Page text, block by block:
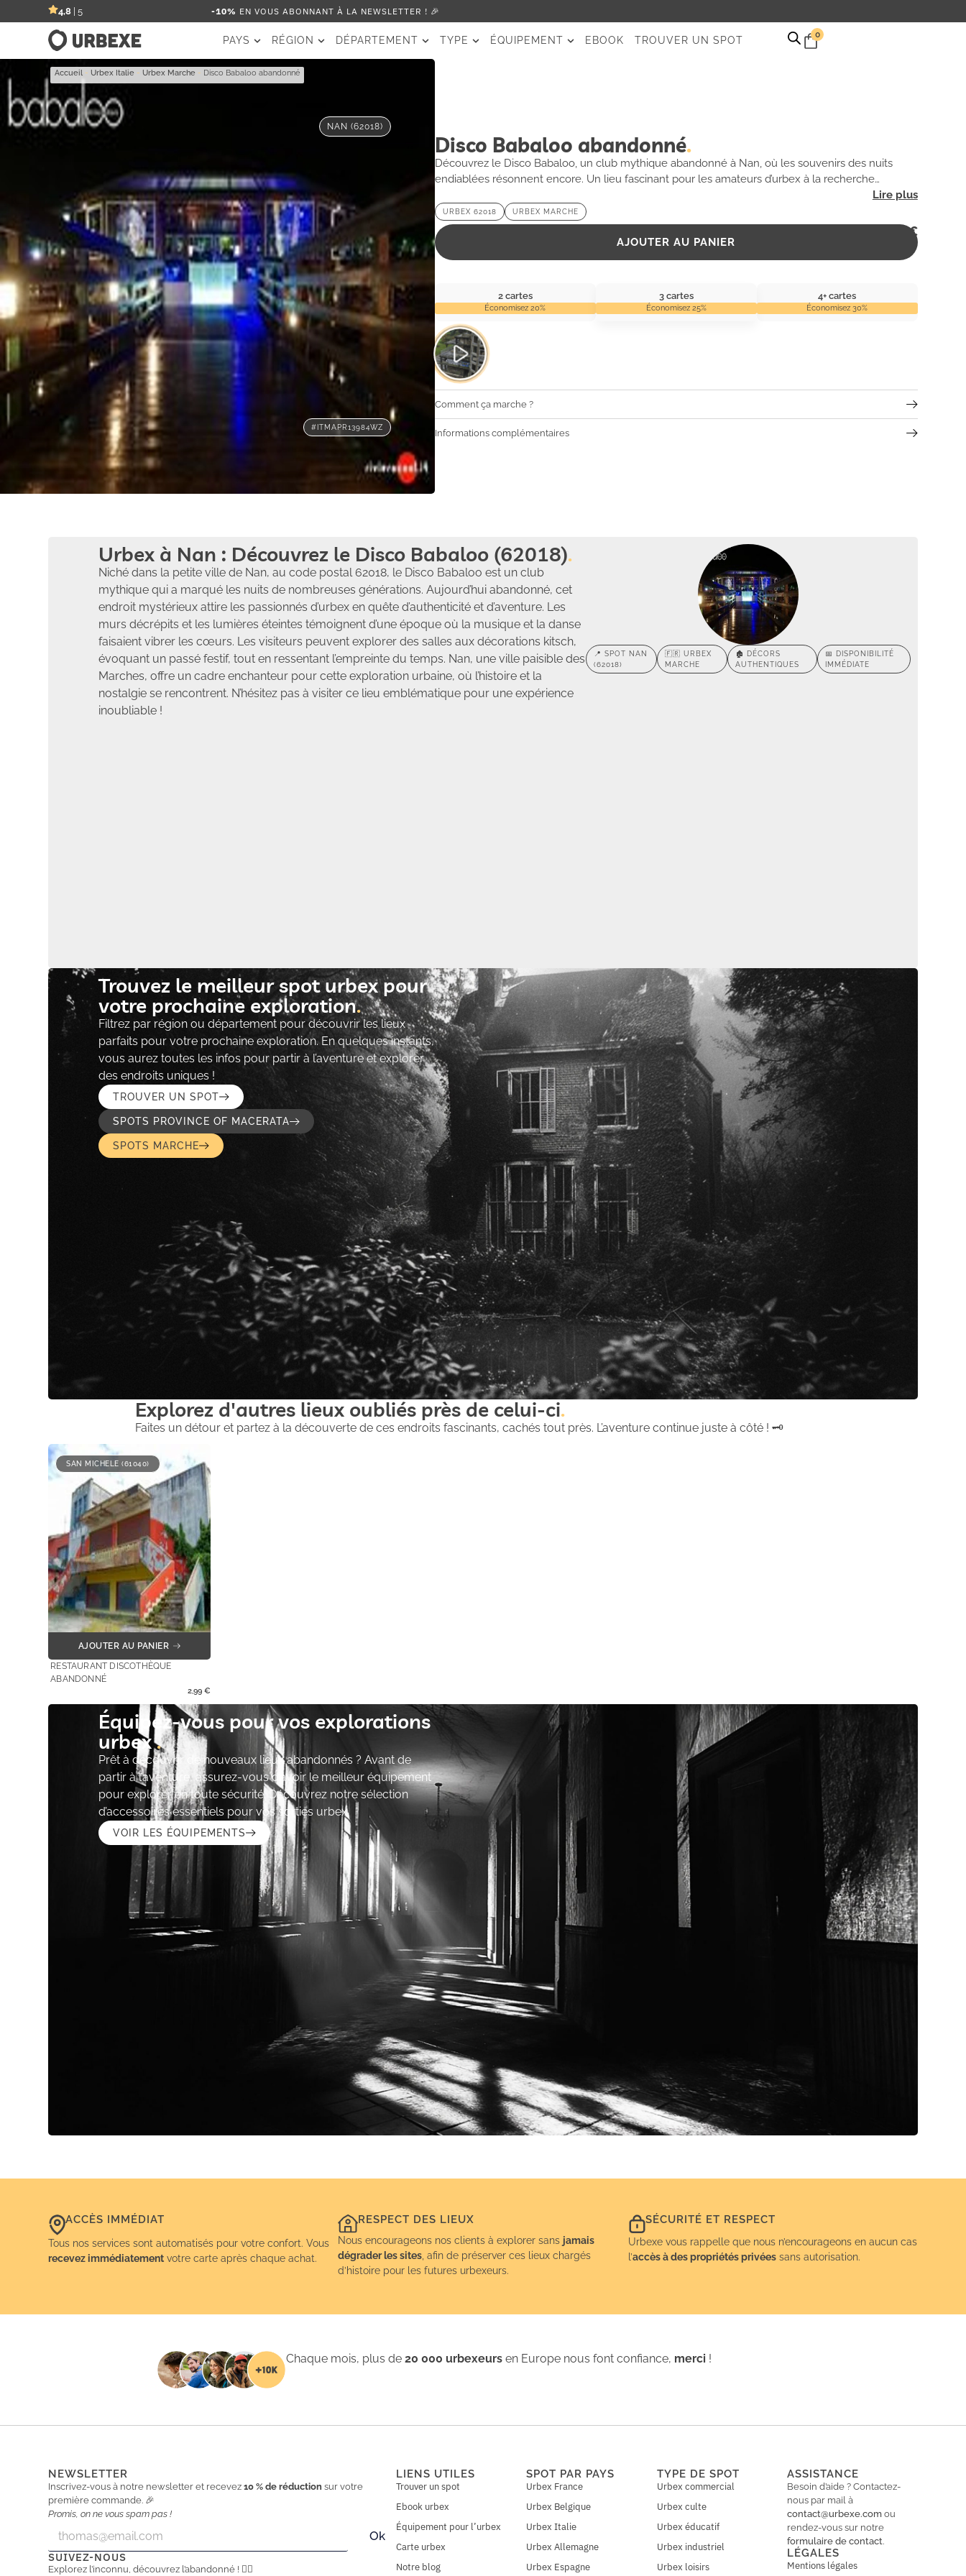
4,8 | 5 -10% EN VOUS ABONNANT À LA NEWSLETTER ! 🎉
PAYS RÉGION DÉPARTEMENT TYPE ÉQUIPEMENT EBOOK TROUVER UN SPOT
0
Accueil -Urbex Italie -Urbex Marche - Disco Babaloo abandonné
NAN (62018)
#ITMAPR13984WZ
Disco Babaloo abandonné
Découvrez le Disco Babaloo, un club mythique abandonné à Nan, où les souvenirs des nuits
endiablées résonnent encore. Un lieu fascinant pour les amateurs d’urbex à la recherche
URBEX 62018 URBEX MARCHE
2,99€
AJOUTER AU PANIER
2 cartes
Économisez 20%
3 cartes
Économisez 25%
4+ cartes
Économisez 30%
Comment ça marche ?
Informations complémentaires
Urbex à Nan : Découvrez le Disco Babaloo (62018)
Niché dans la petite ville de Nan, au code postal 62018, le Disco Babaloo est un club
mythique qui a marqué les nuits de nombreuses générations. Aujourd’hui abandonné, cet
endroit mystérieux attire les passionnés d’urbex en quête d’authenticité et d’aventure. Les
murs décrépits et les lumières éteintes témoignent d’une époque où la musique et la danse
faisaient vibrer les cœurs. Les visiteurs peuvent explorer des salles aux décorations kitsch,
évoquant un passé festif, tout en ressentant l’empreinte du temps. Nan, une ville paisible des
Marches, offre un cadre enchanteur pour cette exploration urbaine, où l’histoire et la
nostalgie se rencontrent. N’hésitez pas à visiter ce lieu emblématique pour une expérience
inoubliable !
📍 SPOT NAN
(62018)
🇫🇷 URBEX
MARCHE
🏚️ DÉCORS
AUTHENTIQUES
📅 DISPONIBILITÉ
IMMÉDIATE
Trouvez le meilleur spot urbex pour
votre prochaine exploration​
Filtrez par région ou département pour découvrir les lieux
parfaits pour votre prochaine exploration. En quelques instants,
vous aurez toutes les infos pour partir à l’aventure et explorer
des endroits uniques !
TROUVER UN SPOT
SPOTS PROVINCE OF MACERATA
SPOTS MARCHE
Explorez d'autres lieux oubliés près de celui-ci
Faites un détour et partez à la découverte de ces endroits fascinants, cachés tout près. L’aventure continue juste à côté ! 🗝️
SAN MICHELE (61040)
AJOUTER AU PANIER
RESTAURANT DISCOTHÈQUE
ABANDONNÉ
2,99€
Équipez-vous pour vos explorations
urbex
Prêt à découvrir de nouveaux lieux abandonnés ? Avant de
partir à l’aventure, assurez-vous d’avoir le meilleur équipement
pour explorer en toute sécurité. Découvrez notre sélection
d’accessoires essentiels pour vos sorties urbex.
VOIR LES ÉQUIPEMENTS
ACCÈS IMMÉDIAT
Tous nos services sont automatisés pour votre confort. Vous
recevez immédiatement votre carte après chaque achat.
RESPECT DES LIEUX
Nous encourageons nos clients à explorer sans jamais
dégrader les sites , afin de préserver ces lieux chargés
d’histoire pour les futures urbexeurs.
SÉCURITÉ ET RESPECT
Urbexe vous rappelle que nous n’encourageons en aucun cas
l’accès à des propriétés privéessans autorisation.
Chaque mois, plus de20 000 urbexeurs en Europe nous font confiance, merci !
NEWSLETTER
Inscrivez-vous à notre newsletter et recevez10 % de réduction sur votre
première commande. 🎉
Promis, on ne vous spam pas !
a
i
a
i
Ok
SUIVEZ-NOUS
Explorez l’inconnu, découvrez l’abandonné ! 🕵️‍♂️
LIENS UTILES
Trouver un spot
Ebook urbex
Équipement pour l’urbex
Carte urbex
Notre blog
SPOT PAR PAYS
Urbex France
Urbex Belgique
Urbex Italie
Urbex Allemagne
Urbex Espagne
TYPE DE SPOT
Urbex commercial
Urbex culte
Urbex éducatif
Urbex industriel
Urbex loisirs
ASSISTANCE
Besoin d’aide ? Contactez-
nous par mail à
contact@urbexe.com ou
rendez-vous sur notre
formulaire de contact.
LÉGALES
Mentions légales